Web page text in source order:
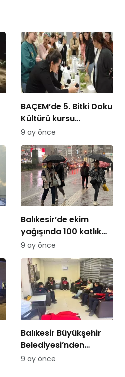
BAÇEM’de 5. Bitki Doku
Kültürü kursu
tamamlandı
9 ay önce
Balıkesir’de ekim
yağışında 100 katlık
artış
9 ay önce
Balıkesir Büyükşehir
Belediyesi’nden
itfaiyecilere psikolojik
9 ay önce